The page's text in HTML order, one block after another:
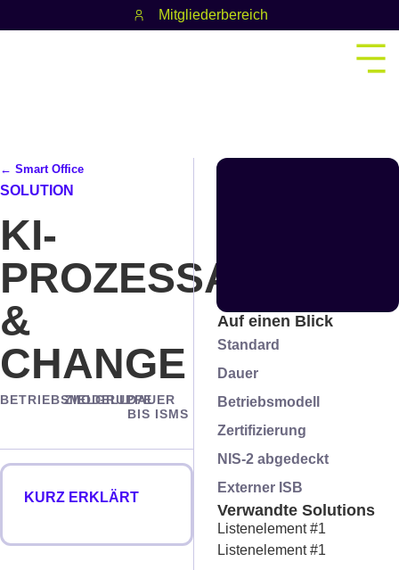
Mitgliederbereich
← Smart Office
SOLUTION
KI-
&
CHANGE
BETRIEBSMODELL
ZIELGRUPPEDAUER
BIS ISMS
KURZ ERKLÄRT
Auf einen Blick
Standard
Dauer
Betriebsmodell
Zertifizierung
NIS-2 abgedeckt
Externer ISB
Verwandte Solutions
Listenelement #1
Listenelement #1